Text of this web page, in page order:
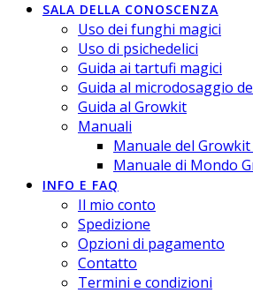
SALA DELLA CONOSCENZA
Uso dei funghi magici
Uso di psichedelici
Guida ai tartufi magici
Guida al microdosaggio
Guida al Growkit
Manuali
Manuale del
Manuale di Mondo
INFO E FAQ
Il mio conto
Spedizione
Opzioni di pagamento
Contatto
Termini e condizioni